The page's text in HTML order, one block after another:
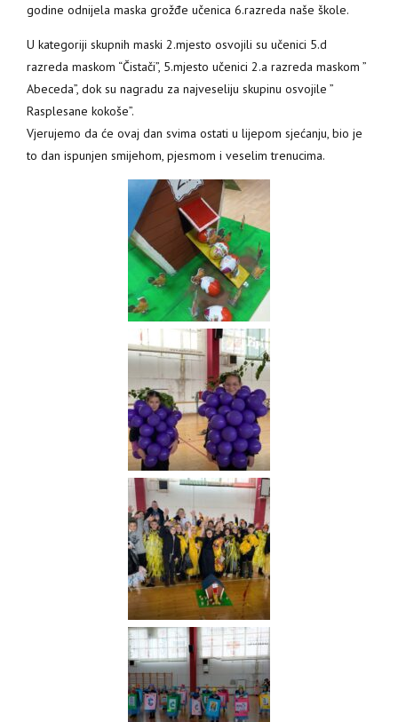
godine odnijela maska grožđe učenica 6.razreda naše škole.
U kategoriji skupnih maski 2.mjesto osvojili su učenici 5.d
razreda maskom “Čistači”, 5.mjesto učenici 2.a razreda maskom ”
Abeceda”, dok su nagradu za najveseliju skupinu osvojile ”
Rasplesane kokoše”.
Vjerujemo da će ovaj dan svima ostati u lijepom sjećanju, bio je
to dan ispunjen smijehom, pjesmom i veselim trenucima.